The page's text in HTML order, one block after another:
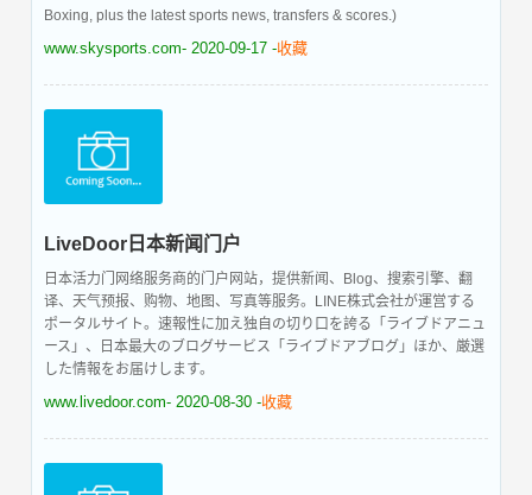
Boxing, plus the latest sports news, transfers & scores.)
www.skysports.com- 2020-09-17 -收藏
LiveDoor日本新闻门户
日本活力门网络服务商的门户网站，提供新闻、Blog、搜索引擎、翻
译、天气预报、购物、地图、写真等服务。LINE株式会社が運営する
ポータルサイト。速報性に加え独自の切り口を誇る「ライブドアニュ
ース」、日本最大のブログサービス「ライブドアブログ」ほか、厳選
した情報をお届けします。
www.livedoor.com- 2020-08-30 -收藏